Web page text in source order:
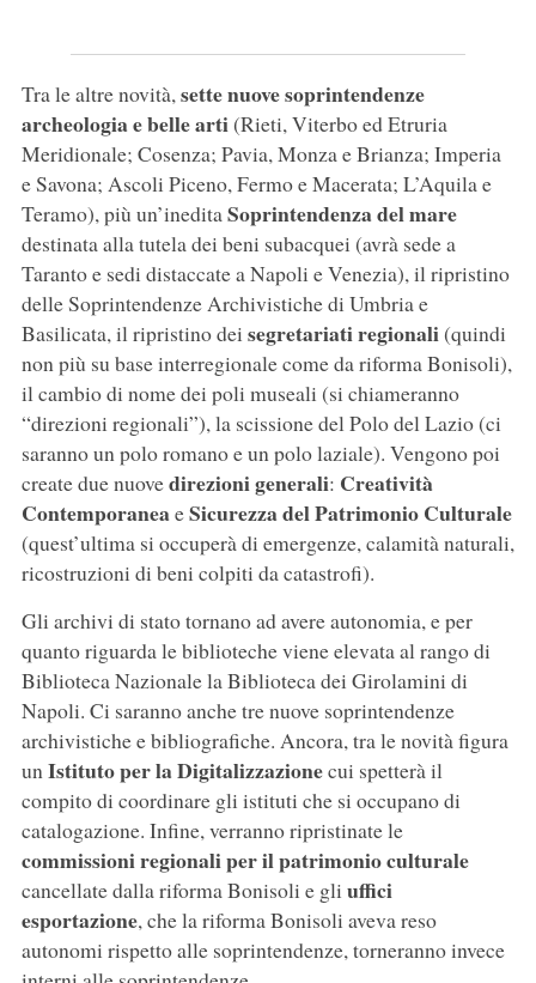
Tra le altre novità,sette nuove soprintendenze
archeologia e belle arti(Rieti, Viterbo ed Etruria
Meridionale; Cosenza; Pavia, Monza e Brianza; Imperia
e Savona; Ascoli Piceno, Fermo e Macerata; L’Aquila e
Teramo), più un’ineditaSoprintendenza del mare
destinata alla tutela dei beni subacquei (avrà sede a
Taranto e sedi distaccate a Napoli e Venezia), il ripristino
delle Soprintendenze Archivistiche di Umbria e
Basilicata, il ripristino dei segretariati regionali(quindi
non più su base interregionale come da riforma Bonisoli),
il cambio di nome dei poli museali (si chiameranno
“direzioni regionali”), la scissione del Polo del Lazio (ci
saranno un polo romano e un polo laziale). Vengono poi
create due nuovedirezioni generali: Creatività
ContemporaneaeSicurezza del Patrimonio Culturale
(quest’ultima si occuperà di emergenze, calamità naturali,
ricostruzioni di beni colpiti da catastrofi).
Gli archivi di stato tornano ad avere autonomia, e per
quanto riguarda le biblioteche viene elevata al rango di
Biblioteca Nazionale la Biblioteca dei Girolamini di
Napoli. Ci saranno anche tre nuove soprintendenze
archivistiche e bibliografiche. Ancora, tra le novità figura
unIstituto per la Digitalizzazionecui spetterà il
compito di coordinare gli istituti che si occupano di
catalogazione. Infine, verranno ripristinate le
commissioni regionali per il patrimonio culturale
cancellate dalla riforma Bonisoli e gli uffici
esportazione, che la riforma Bonisoli aveva reso
autonomi rispetto alle soprintendenze, torneranno invece